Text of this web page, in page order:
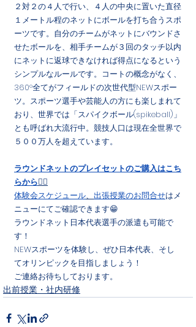
２対２の４人で行い、４人の中央に置いた直径
１メートル程のネットにボールを打ち合うスポ
ーツです。自分のチームがネットにバウンドさ
せたボールを、相手チームが３回のタッチ以内
にネットに返球できなければ得点になるという
シンプルなルールです。コートの概念がなく、
360°全てがフィールドの次世代型NEWスポー
ツ。スポーツ選手や芸能人の方にも楽しまれて
おり、世界では「スパイクボール(spikeball)」
とも呼ばれ大流行中。競技人口は現在全世界で
５００万人を超えています。
ラウンドネットのプレイセットのご購入はこち
らから🏃‍♂️
体験会スケジュール、 出張授業のお問合せはメ
ニューにてご確認できます😁
ラウンドネット日本代表選手の派遣も可能で
す！
NEWスポーツを体験し、ぜひ日本代表、そし
てオリンピックを目指しましょう！
ご連絡お待ちしております。
出前授業・社内研修